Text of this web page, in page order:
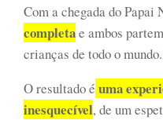
Com a chegada do Papai
completae ambos
crianças de todo o mundo.
O resultado é uma
inesquecível, de um